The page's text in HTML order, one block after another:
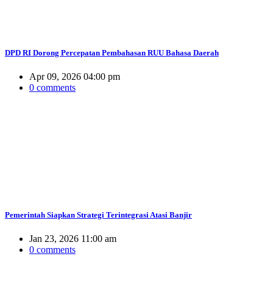
DPD RI Dorong Percepatan Pembahasan RUU Bahasa Daerah
Apr 09, 2026 04:00 pm
0 comments
Pemerintah Siapkan Strategi Terintegrasi Atasi Banjir
Jan 23, 2026 11:00 am
0 comments